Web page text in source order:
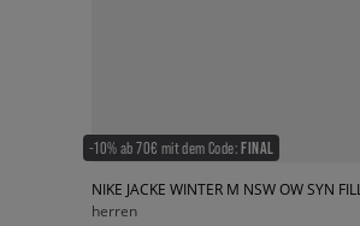
-10% ab 70€ mit dem Code:FINAL
NIKE JACKE WINTER M NSW OW SYN FILL
herren